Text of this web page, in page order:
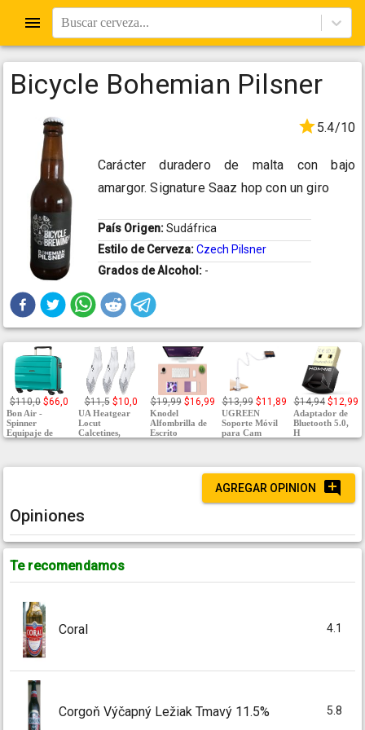
Buscar cerveza...
Bicycle Bohemian Pilsner
5.4/10
Carácter duradero de malta con bajo
amargor. Signature Saaz hop con un giro
País Origen:Sudáfrica
Estilo de Cerveza:Czech Pilsner
Grados de Alcohol: -
$110,0 $66,0
Bon Air -
Spinner
Equipaje de
$11,5 $10,0
UA Heatgear
Locut
Calcetines,
$19,99 $16,99
Knodel
Alfombrilla de
Escrito
$13,99 $11,89
UGREEN
Soporte Móvil
para Cam
$14,94 $12,99
Adaptador de
Bluetooth 5.0,
H
AGREGAR OPINION
Opiniones
Te recomendamos
Coral 4.1
Corgoň Výčapný Ležiak Tmavý 11.5% 5.8